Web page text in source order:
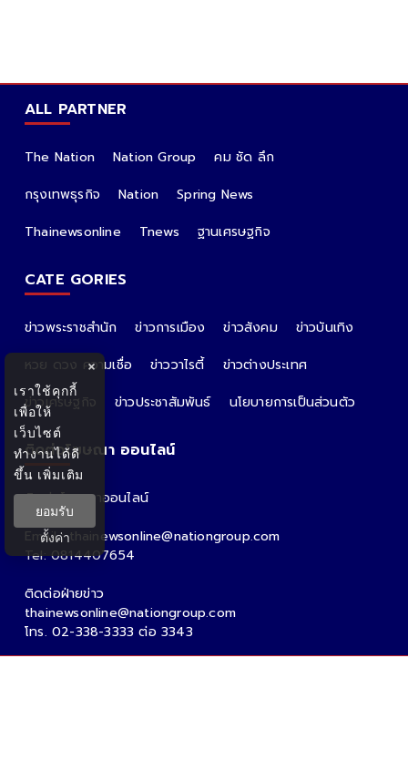
ALL PARTNER
The Nation Nation Group
คม ชัด ลึก
กรุงเทพธุรกิจ
Nation
Spring News
Thainewsonline
Tnews ฐานเศรษฐกิจ
CATE GORIES
ข่าวพระราชสำนัก ข่าวการเมือง ข่าวสังคม
ข่าวบันเทิง
หวย ดวง ความเชื่อ
ข่าววาไรตี้
ข่าวต่างประเทศ
ข่าวเศรษฐกิจ
ข่าวประชาสัมพันธ์ นโยบายการเป็นส่วนตัว
ติดต่อโฆษณา ออนไลน์
ติดต่อโฆษณาออนไลน์
คุณอ้อ
Email : thainewsonline@nationgroup.com
Tel: 0814407654
ติดต่อฝ่ายข่าว
thainewsonline@nationgroup.com
โทร. 02-338-3333 ต่อ 3343
×
เราใช้คุกกี้
เพื่อให้
เว็บไซต์
ทำงานได้ดี
ขึ้น เพิ่มเติม
ยอมรับ
ตั้งค่า